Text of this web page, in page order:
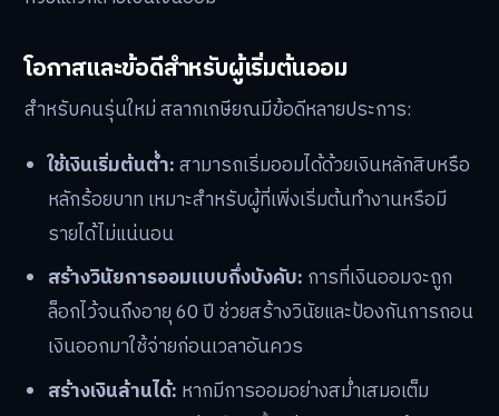
ประเทศไทยกำลังเผชิญกับความท้าทายจากการเข้าสู่สังคม
สูงวัยอย่างรวดเร็ว ขณะที่ประชาชนจำนวนมาก โดยเฉพาะ
แรงงานนอกระบบ ยังขาดหลักประกันรายได้หลังเกษียณ
ปัญหาสำคัญคือการขาดวินัยในการออม สลากเกษียณจึงถูก
ออกแบบมาเพื่อใช้ความสนุกของการลุ้นรางวัลเป็นแรงจูงใจ
เพื่อเปลี่ยนนิสัยจากการ “ซื้อหวยแล้วเงินหาย” มาเป็น “ซื้อ
หวยแล้วกลายเป็นเงินออม”
โอกาสและข้อดีสำหรับผู้เริ่มต้นออม
สำหรับคนรุ่นใหม่ สลากเกษียณมีข้อดีหลายประการ: